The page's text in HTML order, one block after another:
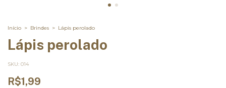
Início > Brindes > Lápis perolado
Lápis perolado
SKU: 014
R$1,99